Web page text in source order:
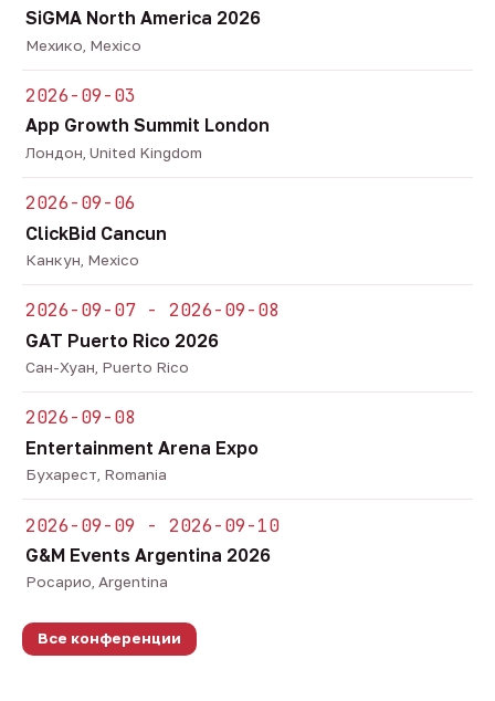
SiGMA North America 2026
Мехико, Mexico
2026-09-03
App Growth Summit London
Лондон, United Kingdom
2026-09-06
ClickBid Cancun
Канкун, Mexico
2026-09-07 - 2026-09-08
GAT Puerto Rico 2026
Сан-Хуан, Puerto Rico
2026-09-08
Entertainment Arena Expo
Бухарест, Romania
2026-09-09 - 2026-09-10
G&M Events Argentina 2026
Росарио, Argentina
Все конференции